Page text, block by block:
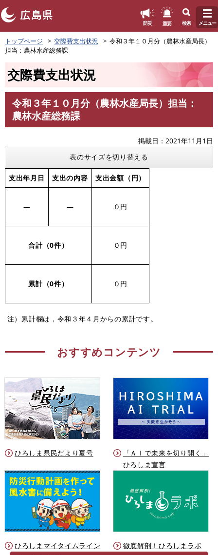
ペ
ー
ジ
防災 重要 検索 メニュー
トップページ 交際費支出状況
令和３年１０月分（農林水産局長）
担当：農林水産総務課
交際費支出状況
令和３年１０月分（農林水産局長）担当：
農林水産総務課
掲載日
2021年11月1日
表のサイズを切り替える
支出年月日 支出の内容 支出金額（円）
― ― ０円
合計（0件） ０円
累計（0件） ０円
注）累計欄は，令和３年４月からの累計です。
おすすめコンテンツ
ひろしま県民だより夏号
「ＡＩで未来を切り開く」
ひろしま宣言
ひろしまマイタイムライン 徹底解剖！ひろしまラボ